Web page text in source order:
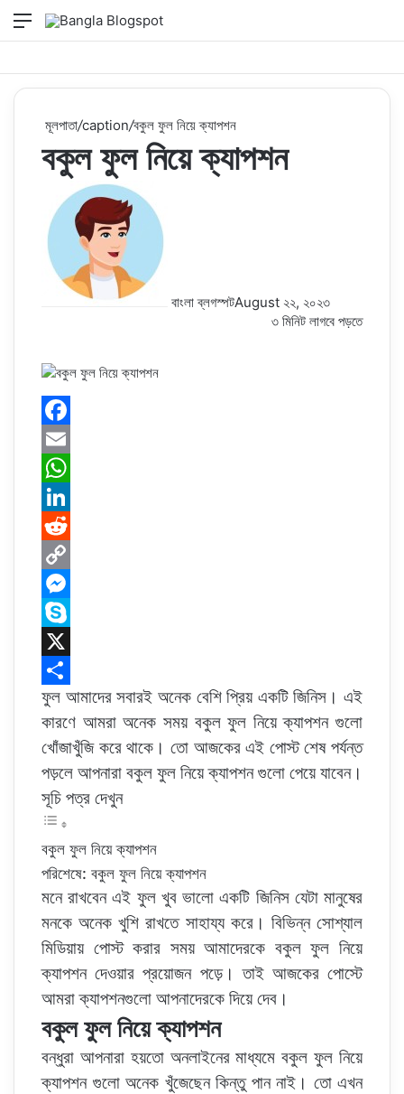
মেনু
skin
মূলপাতা/caption/বকুল ফুল নিয়ে ক্যাপশন
বকুল ফুল নিয়ে ক্যাপশন
বাংলা ব্লগস্পটAugust ২২, ২০২৩
৩ মিনিট লাগবে পড়তে
F
a
c
e
b
o
o
k
E
m
a
W
h
a
t
s
A
p
p
L
n
k
e
d
I
n
R
e
d
d
t
C
o
p
y
L
i
n
k
M
e
s
s
e
n
g
e
r
S
k
y
p
e
X
S
h
a
e
ফুল আমাদের সবারই অনেক বেশি প্রিয় একটি জিনিস। এই
কারণে আমরা অনেক সময় বকুল ফুল নিয়ে ক্যাপশন গুলো
খোঁজাখুঁজি করে থাকে। তো আজকের এই পোস্ট শেষ পর্যন্ত
পড়লে আপনারা বকুল ফুল নিয়ে ক্যাপশন গুলো পেয়ে যাবেন।
সূচি পত্র দেখুন
বকুল ফুল নিয়ে ক্যাপশন
পরিশেষে: বকুল ফুল নিয়ে ক্যাপশন
মনে রাখবেন এই ফুল খুব ভালো একটি জিনিস যেটা মানুষের
মনকে অনেক খুশি রাখতে সাহায্য করে। বিভিন্ন সোশ্যাল
মিডিয়ায় পোস্ট করার সময় আমাদেরকে বকুল ফুল নিয়ে
ক্যাপশন দেওয়ার প্রয়োজন পড়ে। তাই আজকের পোস্টে
আমরা ক্যাপশনগুলো আপনাদেরকে দিয়ে দেব।
বকুল ফুল নিয়ে ক্যাপশন
বন্ধুরা আপনারা হয়তো অনলাইনের মাধ্যমে বকুল ফুল নিয়ে
ক্যাপশন গুলো অনেক খুঁজেছেন কিন্তু পান নাই। তো এখন